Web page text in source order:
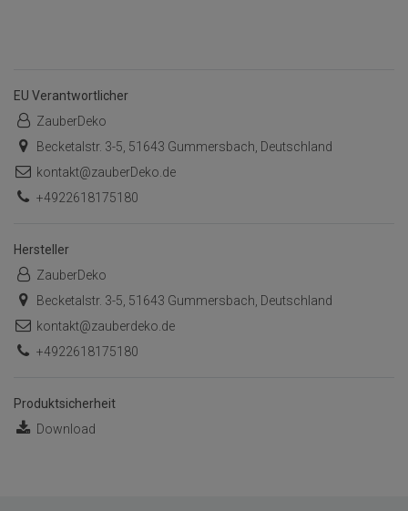
EU Verantwortlicher
ZauberDeko
Becketalstr. 3-5, 51643 Gummersbach, Deutschland
kontakt@zauberDeko.de
+4922618175180
Hersteller
ZauberDeko
Becketalstr. 3-5, 51643 Gummersbach, Deutschland
kontakt@zauberdeko.de
+4922618175180
Produktsicherheit
Download